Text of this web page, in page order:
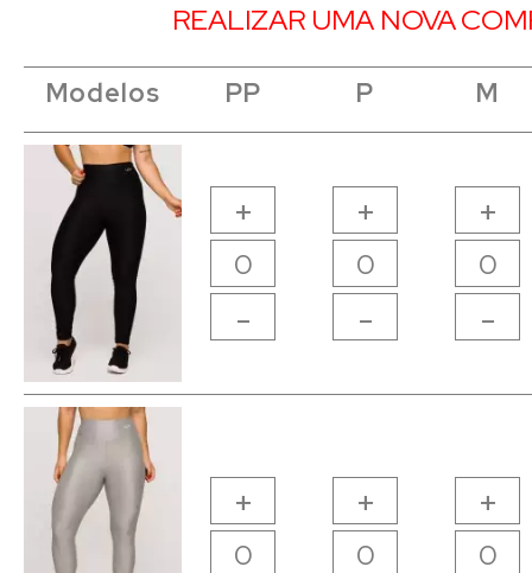
REALIZAR UMA NOVA
Modelos PP P M
+
-
+
-
+
-
+ + +
Modelos
Modelos
Modelos PP P M